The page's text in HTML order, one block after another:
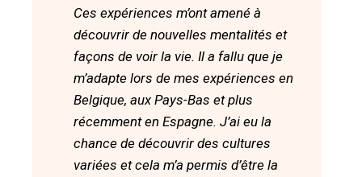
Ces expériences m’ont amené à
découvrir de nouvelles mentalités et
façons de voir la vie. Il a fallu que je
m’adapte lors de mes expériences en
Belgique, aux Pays-Bas et plus
récemment en Espagne. J’ai eu la
chance de découvrir des cultures
variées et cela m’a permis d’être la